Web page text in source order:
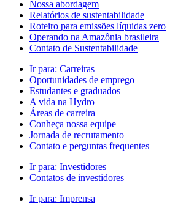
Nossa abordagem
Relatórios de sustentabilidade
Roteiro para emissões líquidas zero
Operando na Amazônia brasileira
Contato de Sustentabilidade
Ir para: Carreiras
Oportunidades de emprego
Estudantes e graduados
A vida na Hydro
Áreas de carreira
Conheça nossa equipe
Jornada de recrutamento
Contato e perguntas frequentes
Ir para: Investidores
Contatos de investidores
Ir para: Imprensa